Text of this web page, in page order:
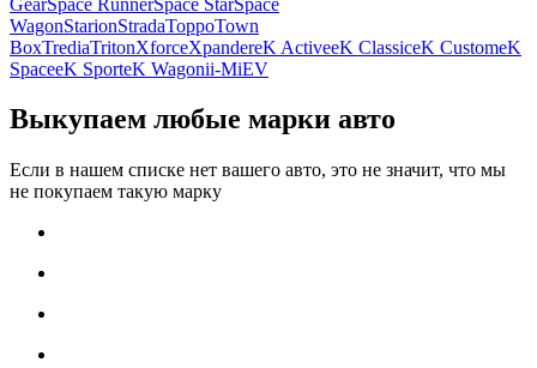
WagonStarionStradaToppoTown
BoxTrediaTritonXforceXpandereK ActiveeK ClassiceK CustomeK
SpaceeK SporteK Wagonii-MiEV
Выкупаем любые марки авто
Если в нашем списке нет вашего авто, это не значит, что мы
не покупаем такую марку